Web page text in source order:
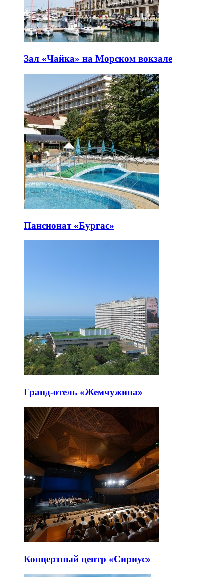
Зал «Чайка» на Морском вокзале
Пансионат «Бургас»
Гранд-отель «Жемчужина»
Концертный центр «Сириус»